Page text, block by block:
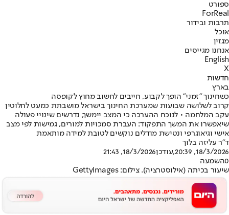
ספורט
ForReal
תרבות ובידור
אוכל
מגזין
אנחנו מגייסים
English
X
חדשות
בארץ
כשחינוך "זמני" הופך לקבוע, חייבים לחשוב מחוץ לקופסה
קרוב לשלושה שבועות שמערכת החינוך בישראל מושבתת כמעט לחלוטין
עקב המלחמה • לנוכח ההערכה כי המצב יימשך, נדרשים שינויי פעולה
שיאפשרו את המשך התפקוד: העברת סמכויות למורים, גמישות לפי מצב
אישי וגיאוגרפי ונטישת מודלים נוקשים לטובת למידה מותאמת
ד"ר עליזה בלוך
18/3/2026, 20:39
,עודכן18/3/2026, 21:43
0השמעה
שיעור בכיתה (אילוסטרציה). צילום: GettyImages